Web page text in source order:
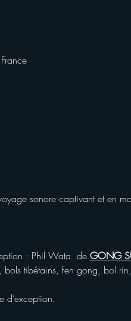
sonore captivant et en
: Phil Wata  de GONG
bols tibétains, fen gong, bol
d’exception.